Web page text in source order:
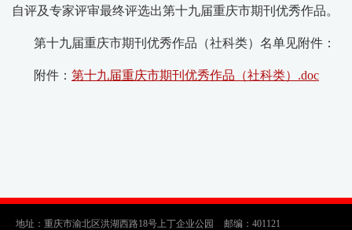
自评及专家评审最终评选出第十九届重庆市期刊优秀作品。
第十九届重庆市期刊优秀作品（社科类）名单见附件：
附件： 第十九届重庆市期刊优秀作品（社科类）.doc
地址：重庆市渝北区洪湖西路18号上丁企业公园 邮编：401121